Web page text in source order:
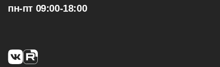
пн-пт 09:00-18:00